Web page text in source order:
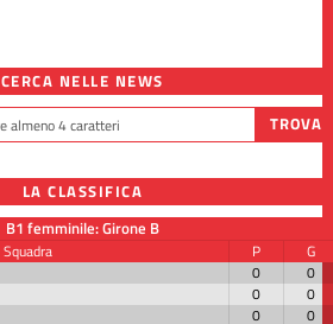
CERCA NELLE NEWS
LA CLASSIFICA
B1 femminile: Girone B
Squadra P
G
0
0
0
0
0
0